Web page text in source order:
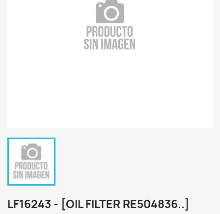
LF16243 - [OIL FILTER RE504836..]